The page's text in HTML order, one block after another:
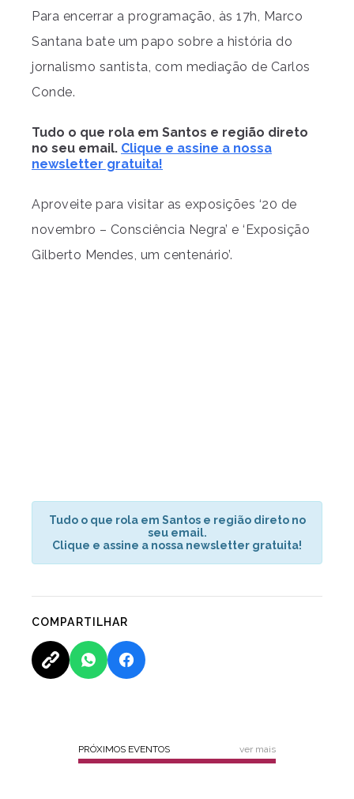
Para encerrar a programação, às 17h, Marco
Santana bate um papo sobre a história do
jornalismo santista, com mediação de Carlos
Conde.
Tudo o que rola em Santos e região direto
no seu email. Clique e assine a nossa
newsletter gratuita!
Aproveite para visitar as exposições ‘20 de
novembro – Consciência Negra’ e ‘Exposição
Gilberto Mendes, um centenário’.
Tudo o que rola em Santos e região direto no
seu email.
Clique e assine a nossa newsletter gratuita!
COMPARTILHAR
PRÓXIMOS EVENTOS ver mais